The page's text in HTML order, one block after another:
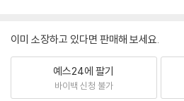
이미 소장하고 있다면 판매해 보세요.
예스24에 팔기
바이백 신청 불가